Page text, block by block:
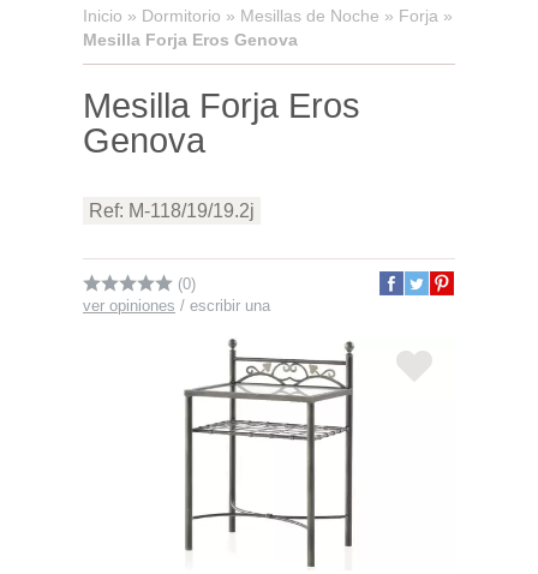
Inicio » Dormitorio » Mesillas de Noche » Forja »
Mesilla Forja Eros Genova
Mesilla Forja Eros
Genova
Ref: M-118/19/19.2j
(0)
ver opiniones / escribir una